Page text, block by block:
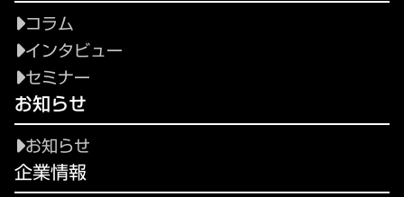
コラム
インタビュー
セミナー
お知らせ
お知らせ
企業情報